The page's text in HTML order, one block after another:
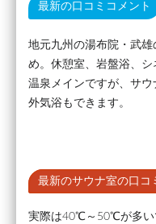
最新の口コミコメント
地元九州の湯布院・武
め。休憩室、岩盤浴、シ
温泉メインですが、サウ
外気浴もできます。
最新のサウナ室の口コ
実際は40℃～50℃が多い